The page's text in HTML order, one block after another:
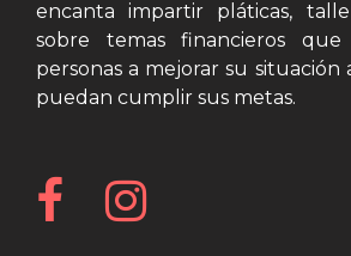
encanta impartir pláticas,
sobre temas financieros
personas a mejorar su
puedan cumplir sus metas.